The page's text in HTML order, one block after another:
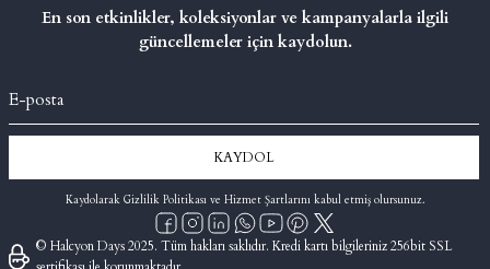
En son etkinlikler, koleksiyonlar ve kampanyalarla ilgili
güncellemeler için kaydolun.
KAYDOL
Kaydolarak Gizlilik Politikası ve Hizmet Şartlarını kabul etmiş olursunuz.
© Halcyon Days 2025. Tüm hakları saklıdır. Kredi kartı bilgileriniz 256bit SSL